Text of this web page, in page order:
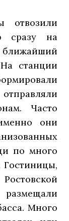
отвозили
сразу на
станции
Часто
они
по много
Гостиницы,
Много